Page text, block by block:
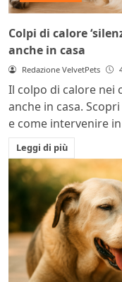
Colpi di calore
anche in casa
Redazione VelvetPets
Il colpo di calore nei
anche in casa.
e come intervenire
Leggi di più